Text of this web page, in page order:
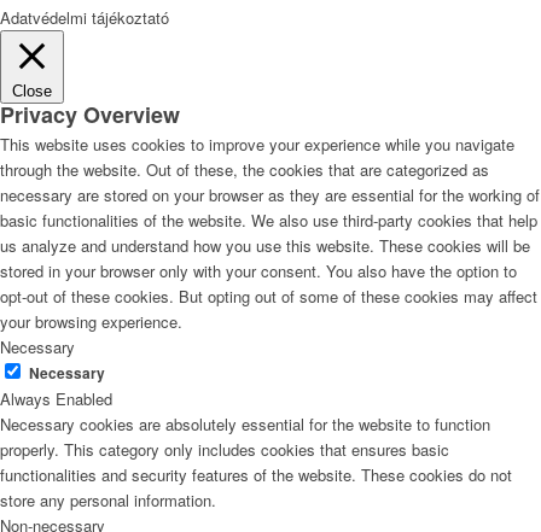
Adatvédelmi tájékoztató
Close
Privacy Overview
This website uses cookies to improve your experience while you navigate
through the website. Out of these, the cookies that are categorized as
necessary are stored on your browser as they are essential for the working of
basic functionalities of the website. We also use third-party cookies that help
us analyze and understand how you use this website. These cookies will be
stored in your browser only with your consent. You also have the option to
opt-out of these cookies. But opting out of some of these cookies may affect
your browsing experience.
Necessary
Necessary
Always Enabled
Necessary cookies are absolutely essential for the website to function
properly. This category only includes cookies that ensures basic
functionalities and security features of the website. These cookies do not
store any personal information.
Non-necessary